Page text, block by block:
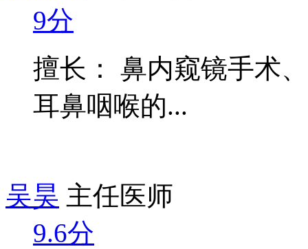
9分
擅长： 鼻内窥镜手术
耳鼻咽喉的...
吴昊 主任医师
9.6分